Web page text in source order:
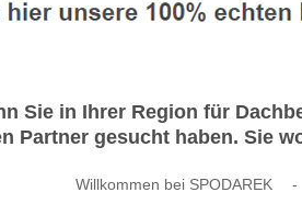
Sie in Ihrer Region für
Partner gesucht haben. Sie
Willkommen bei SPODAREK -